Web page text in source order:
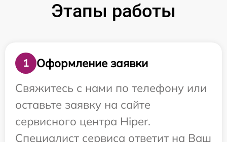
Этапы работы
1
Оформление заявки
Свяжитесь с нами по телефону или
оставьте заявку на сайте
сервисного центра Hiper.
Специалист сервиса ответит на Ваш